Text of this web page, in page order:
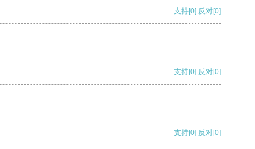
支持[0] 反对[0]
支持[0] 反对[0]
支持[0] 反对[0]